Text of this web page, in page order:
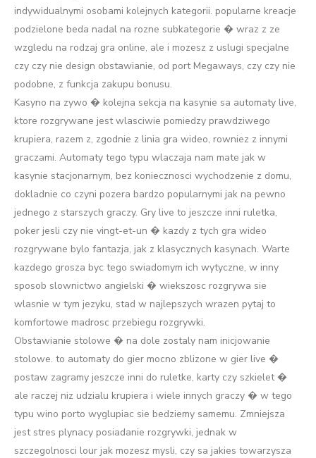
indywidualnymi osobami kolejnych kategorii. popularne kreacje
podzielone beda nadal na rozne subkategorie � wraz z ze
wzgledu na rodzaj gra online, ale i mozesz z uslugi specjalne
czy czy nie design obstawianie, od port Megaways, czy czy nie
podobne, z funkcja zakupu bonusu.
Kasyno na zywo � kolejna sekcja na kasynie sa automaty live,
ktore rozgrywane jest wlasciwie pomiedzy prawdziwego
krupiera, razem z, zgodnie z linia gra wideo, rowniez z innymi
graczami. Automaty tego typu wlaczaja nam mate jak w
kasynie stacjonarnym, bez koniecznosci wychodzenie z domu,
dokladnie co czyni pozera bardzo popularnymi jak na pewno
jednego z starszych graczy. Gry live to jeszcze inni ruletka,
poker jesli czy nie vingt-et-un � kazdy z tych gra wideo
rozgrywane bylo fantazja, jak z klasycznych kasynach. Warte
kazdego grosza byc tego swiadomym ich wytyczne, w inny
sposob slownictwo angielski � wiekszosc rozgrywa sie
wlasnie w tym jezyku, stad w najlepszych wrazen pytaj to
komfortowe madrosc przebiegu rozgrywki.
Obstawianie stolowe � na dole zostaly nam inicjowanie
stolowe. to automaty do gier mocno zblizone w gier live �
postaw zagramy jeszcze inni do ruletke, karty czy szkielet �
ale raczej niz udzialu krupiera i wiele innych graczy � w tego
typu wino porto wyglupiac sie bedziemy samemu. Zmniejsza
jest stres plynacy posiadanie rozgrywki, jednak w
szczegolnosci lour jak mozesz mysli, czy sa jakies towarzysza